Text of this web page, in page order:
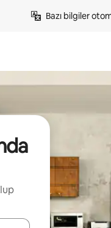
Bazı bilgiler